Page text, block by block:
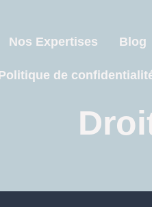
Nos Expertises Blog
de